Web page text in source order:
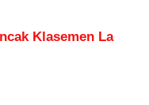
Klasemen La